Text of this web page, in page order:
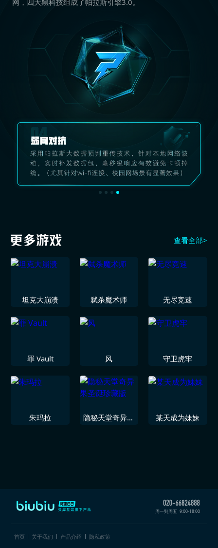
查看全部>
坦克大崩溃 弑杀魔术师 无尽竞速
罪 Vault 风 守卫虎牢
朱玛拉
隐秘天堂奇异果
某天成为妹妹
周一到周五 9:00-18:00
首页 关于我们 产品介绍 隐私政策